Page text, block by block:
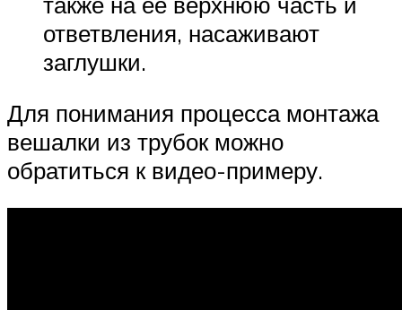
ответвления, насаживают
заглушки.
Для понимания процесса монтажа
вешалки из трубок можно
обратиться к видео-примеру.